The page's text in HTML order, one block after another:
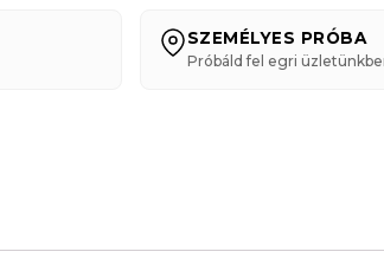
SZEMÉLYES PRÓBA
Próbáld fel egri